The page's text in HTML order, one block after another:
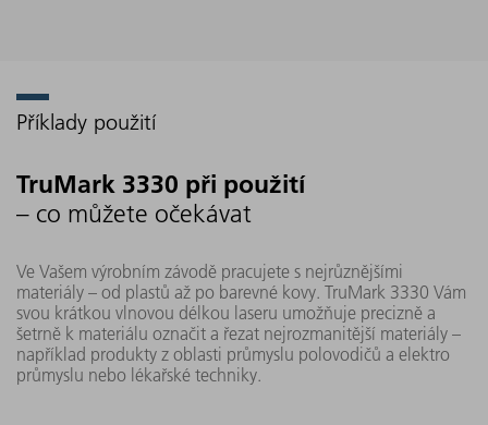
Příklady použití
TruMark 3330 při použití
– co můžete očekávat
Ve Vašem výrobním závodě pracujete s nejrůznějšími
materiály – od plastů až po barevné kovy. TruMark 3330 Vám
svou krátkou vlnovou délkou laseru umožňuje precizně a
šetrně k materiálu označit a řezat nejrozmanitější materiály –
například produkty z oblasti průmyslu polovodičů a elektro
průmyslu nebo lékařské techniky.